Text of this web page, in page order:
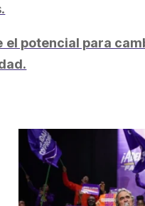
el potencial para